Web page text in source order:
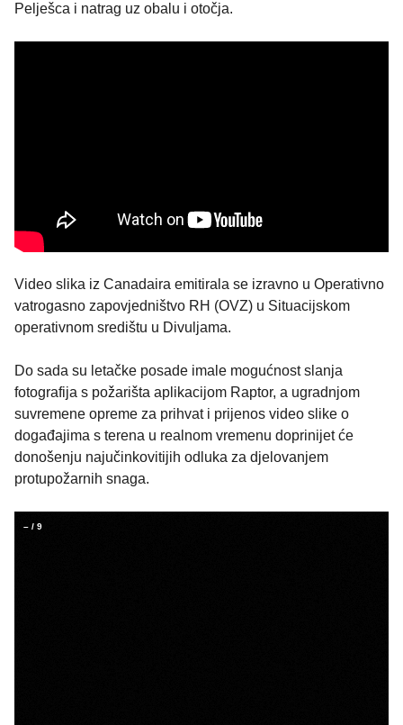
Pelješca i natrag uz obalu i otočja.
Video slika iz Canadaira emitirala se izravno u Operativno
vatrogasno zapovjedništvo RH (OVZ) u Situacijskom
operativnom središtu u Divuljama.
Do sada su letačke posade imale mogućnost slanja
fotografija s požarišta aplikacijom Raptor, a ugradnjom
suvremene opreme za prihvat i prijenos video slike o
događajima s terena u realnom vremenu doprinijet će
donošenju najučinkovitijih odluka za djelovanjem
protupožarnih snaga.
– / 9